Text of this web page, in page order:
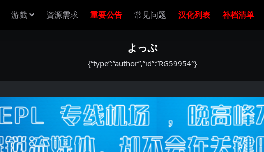
游戲 資源需求 重要公告 常见问题 汉化列表 补档清单
よっぷ
{“type”:”author”,”id”:”RG59954″}